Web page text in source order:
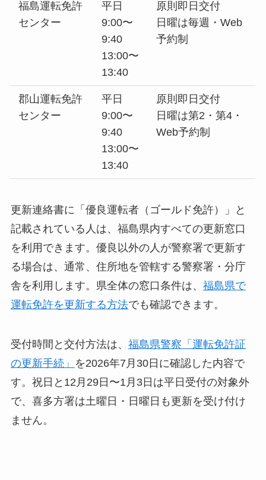
福島運転免許
センター
平日
9:00〜
9:40
13:00〜
13:40
原則即日交付
日曜は毎週・Web
予約制
郡山運転免許
センター
平日
9:00〜
9:40
13:00〜
13:40
原則即日交付
日曜は第2・第4・
Web予約制
更新連絡書に「優良運転者（ゴールド免許）」と
記載されている人は、福島県内すべての更新窓口
を利用できます。優良以外の人が警察署で更新す
る場合は、通常、住所地を管轄する警察署・分庁
舎を利用します。県全体の窓口条件は、 福島県で
運転免許を更新する方法でも確認できます。
受付時間と交付方法は、 福島県警察「運転免許証
の更新手続」 を2026年7月30日に確認した内容で
す。祝日と12月29日〜1月3日は平日受付の対象外
で、喜多方署は土曜日・日曜日も更新を受け付け
ません。